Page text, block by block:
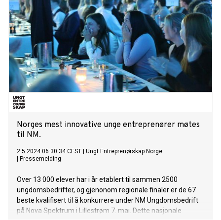
Norges mest innovative unge entreprenører møtes
til NM.
2.5.2024 06:30:34 CEST
Ungt Entreprenørskap Norge
Pressemelding
Over 13 000 elever har i år etablert til sammen 2500
ungdomsbedrifter, og gjenonom regionale finaler er de 67
beste kvalifisert til å konkurrere under NM Ungdomsbedrift
på Nova Spektrum i Lillestrøm 7. mai. Dette nasjonale